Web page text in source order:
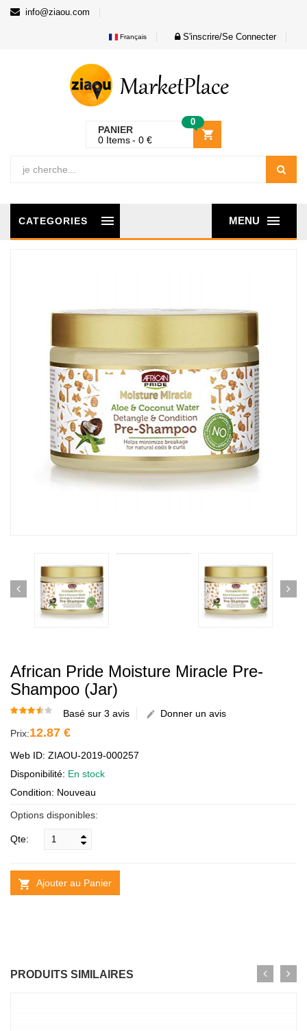
info@ziaou.com
Français S'inscrire/Se Connecter
PANIER
0
0 Items 0 €
MENU
CATEGORIES
African Pride Moisture Miracle Pre-
Shampoo (jar)
Basé sur 3 avis
Donner un avis
Prix:12.87 €
Web ID: ZIAOU-2019-000257
Disponibilité: En stock
Condition: Nouveau
Options disponibles:
Qte:
Ajouter au Panier
PRODUITS SIMILAIRES